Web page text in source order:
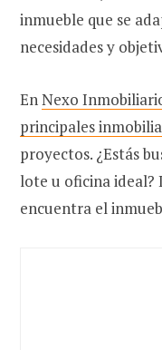
inmueble que se
necesidades y
EnNexo
principales
proyectos. ¿Estás
lote u oficina ideal?
encuentra el